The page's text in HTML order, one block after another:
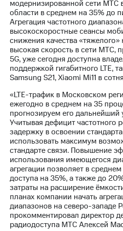
акционеров
Личный
кабинет
акционера
Акционерный
капитал
Контроль
и
Рынок
акций
Описание
Программа
приобретения
Порядок
выкупа
акций
Дивиденды
Рынок
облигаций
Описание
Еврооблигации-2023
модернизированной сети МТС
области в среднем на 35% до
Агрегация частотного
высокоскоростные сеансы
снижения качества «тяжелого»
высокая скорость в сети МТС,
5G, уже сегодня доступна
поддержкой гигабитного LTE,
Samsung S21, Xiaomi Mi11 в
«LTE-трафик в Московском
ежегодно в среднем на 35
прогнозируем его дальнейший
Учитывая дефицит частотного
задержку в освоении
использовать максимум
стандарте связи. Повышение
использования имеющегося
агрегации позволяет в
доступа на 35%, а также до
затраты на расширение
планах компании начать
диапазонов на северо-западе
прокомментировал директор
радиодоступа МТС Алексей